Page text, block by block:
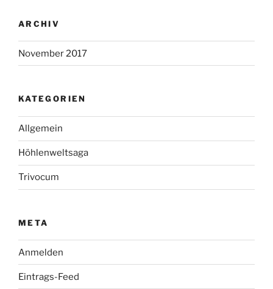
ARCHIV
November 2017
KATEGORIEN
Allgemein
Höhlenweltsaga
Trivocum
META
Anmelden
Eintrags-Feed